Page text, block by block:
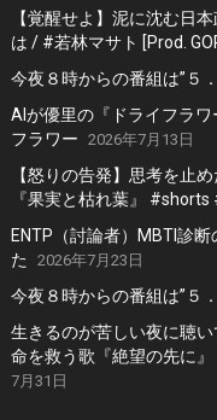
【覚醒せよ】泥に沈む日
は / #若林マサト [Prod.
今夜８時からの番組は”５
AIが優里の『ドライフラ
フラワー 2026年7月13日
【怒りの告発】思考を止
『果実と枯れ葉』 #shorts
ENTP（討論者）MBTI診
た
2026年7月23日
今夜８時からの番組は”５
生きるのが苦しい夜に聴
命を救う歌『絶望の先に
7月31日